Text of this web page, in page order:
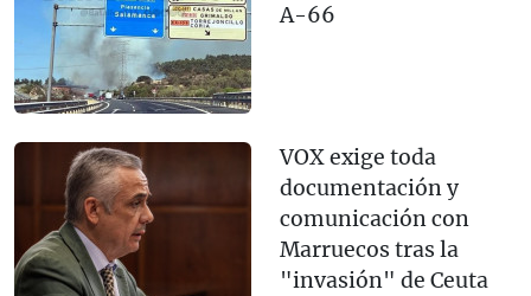
A-66
VOX exige toda
documentación y
comunicación con
Marruecos tras la
"invasión" de Ceuta